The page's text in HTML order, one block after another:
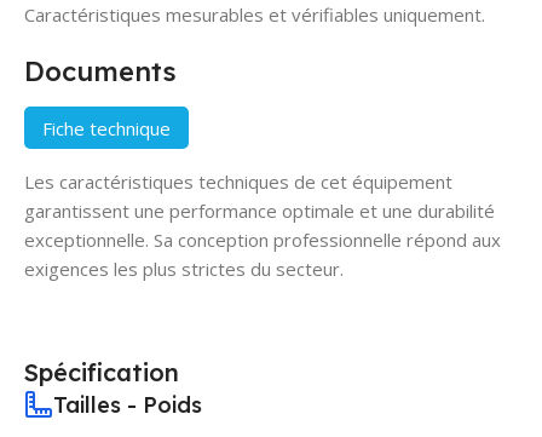
Caractéristiques mesurables et vérifiables uniquement.
Documents
Fiche technique
Les caractéristiques techniques de cet équipement
garantissent une performance optimale et une durabilité
exceptionnelle. Sa conception professionnelle répond aux
exigences les plus strictes du secteur.
Spécification
Tailles - Poids